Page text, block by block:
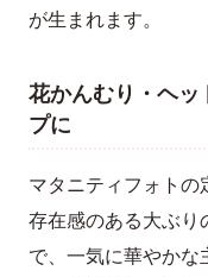
が生まれます。
花かんむり・ヘッ
プに
マタニティフォトの
存在感のある大ぶり
で、一気に華やかな